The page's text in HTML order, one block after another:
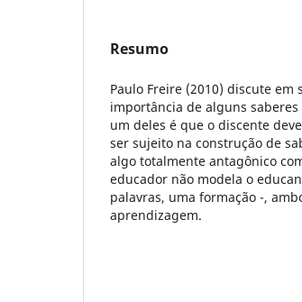
Resumo
Paulo Freire (2010) discute
importância de alguns
um deles é que o discente
ser sujeito na construção de
algo totalmente antagônico
educador não modela o
palavras, uma formação -,
aprendizagem.